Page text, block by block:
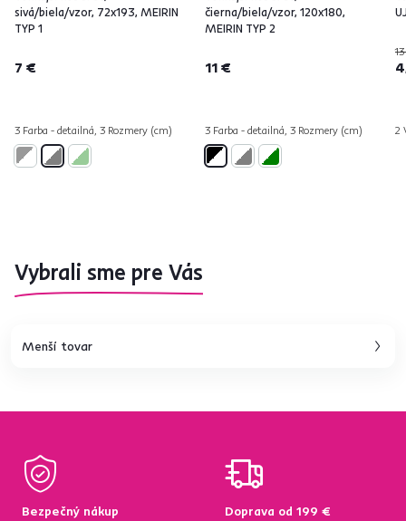
sivá/biela/vzor, 72x193, MEIRIN
TYP 1
7 €
3 Farba - detailná, 3 Rozmery (cm)
čierna/biela/vzor, 120x180,
MEIRIN TYP 2
11 €
3 Farba - detailná, 3 Rozmery (cm) 2
Vybrali sme pre Vás
Menší tovar
Bezpečný nákup
Doprava od 199 €